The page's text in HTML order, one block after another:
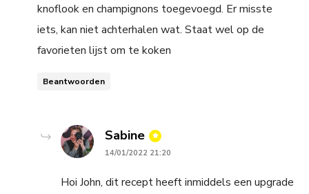
knoflook en champignons toegevoegd. Er misste
iets, kan niet achterhalen wat. Staat wel op de
favorieten lijst om te koken
Beantwoorden
Sabine says:
14/01/2022 21:20
Hoi John, dit recept heeft inmiddels een upgrade